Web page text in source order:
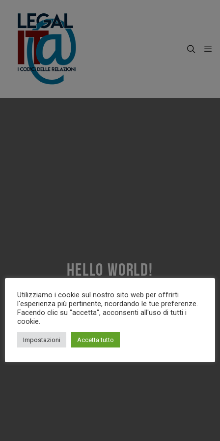
HELLO WORLD!
Utilizziamo i cookie sul nostro sito web per offrirti
l'esperienza più pertinente, ricordando le tue preferenze.
Facendo clic su "accetta", acconsenti all'uso di tutti i
cookie.
Impostazioni Accetta tutto